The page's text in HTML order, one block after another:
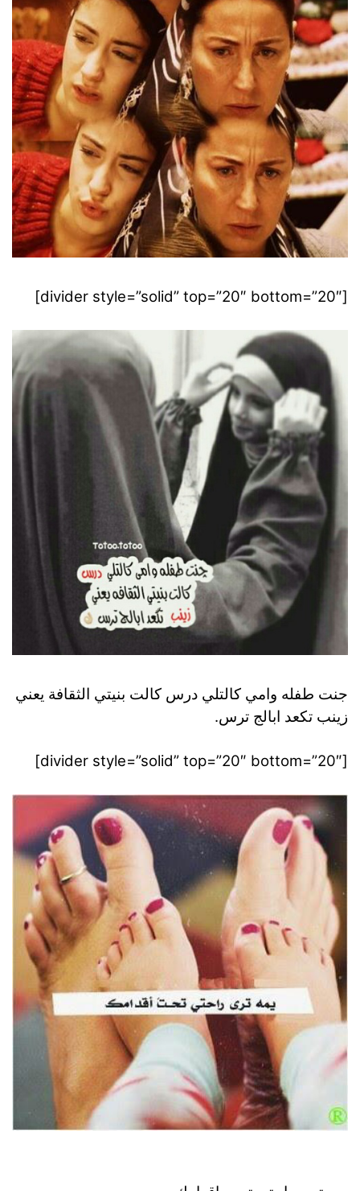
[divider style=”solid” top=”20″ bottom=”20″]
جنت طفله وامي كالتلي درس كالت بنيتي الثقافة يعني
زينب تكعد ابالج ترس.
[divider style=”solid” top=”20″ bottom=”20″]